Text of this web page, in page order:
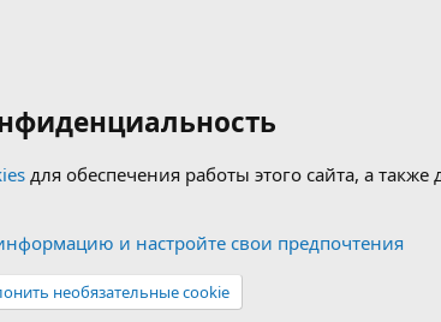
для обеспечения работы этого сайта, а
и настройте свои предпочтения
необязательные cookie